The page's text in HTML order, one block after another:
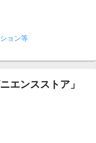
ョン等
エンスストア」